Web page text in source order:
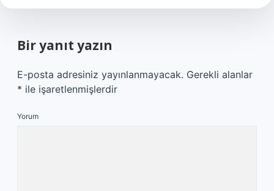
Bir yanıt yazın
E-posta adresiniz yayınlanmayacak. Gerekli alanlar
* ile işaretlenmişlerdir
Yorum